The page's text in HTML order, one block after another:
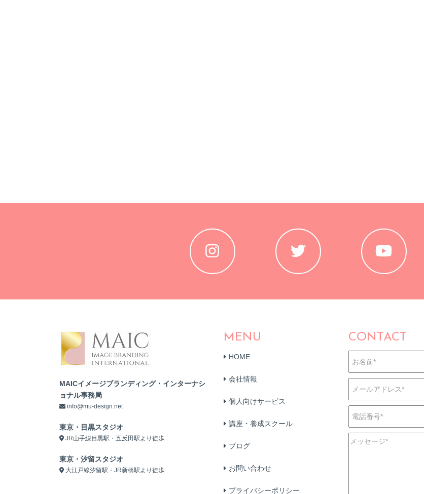
MAICイメージブランディング・インターナシ
ョナル事務局
info@mu-design.net
東京・目黒スタジオ
JR山手線目黒駅・五反田駅より徒歩
東京・汐留スタジオ
大江戸線汐留駅・JR新橋駅より徒歩
MENU
HOME
会社情報
個人向けサービス
講座・養成スクール
ブログ
お問い合わせ
プライバシーポリシー
CONTACT